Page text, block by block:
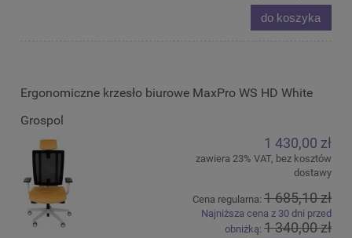
do koszyka
Ergonomiczne krzesło biurowe MaxPro WS HD White
Grospol
1 430,00 zł
zawiera 23% VAT, bez kosztów
dostawy
Cena regularna: 1 685,10 zł
Najniższa cena z 30 dni przed
obniżką: 1 340,00 zł